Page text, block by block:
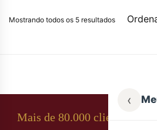
Mostrando todos os 5 resultados
‹
Mais de 80.000 clientes